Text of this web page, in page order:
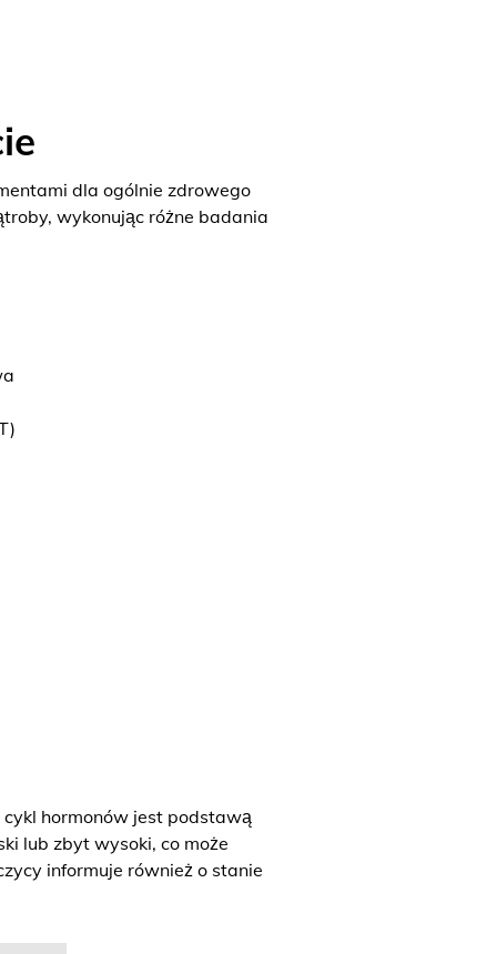
dla ogólnie zdrowego
wykonując różne badania
hormonów jest podstawą
lub zbyt wysoki, co może
informuje również o stanie